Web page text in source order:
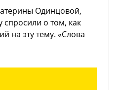
Одинцовой,
спросили о том, как
на эту тему. «Слова